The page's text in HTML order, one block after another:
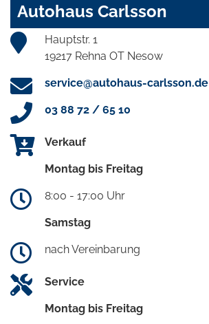
Autohaus Carlsson
Hauptstr. 1
19217 Rehna OT Nesow
service@autohaus-carlsson.de
03 88 72 / 65 10
Verkauf
Montag bis Freitag
8:00 - 17:00 Uhr
Samstag
nach Vereinbarung
Service
Montag bis Freitag